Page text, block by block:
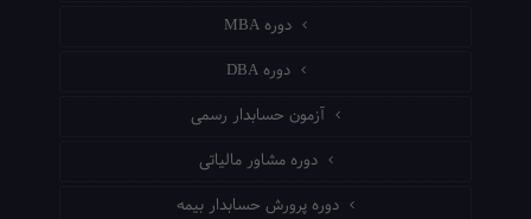
دوره MBA
دوره DBA
آزمون حسابدار رسمی
دوره مشاور مالیاتی
دوره پرورش حسابدار بیمه